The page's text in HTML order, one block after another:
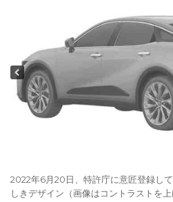
2022年6月20日、特許庁に意匠登録し
しきデザイン（画像はコントラストを上